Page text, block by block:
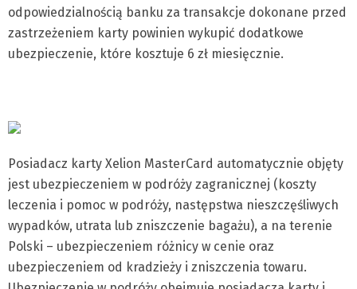
odpowiedzialnością banku za transakcje dokonane przed
zastrzeżeniem karty powinien wykupić dodatkowe
ubezpieczenie, które kosztuje 6 zł miesięcznie.
Posiadacz karty Xelion MasterCard automatycznie objęty
jest ubezpieczeniem w podróży zagranicznej (koszty
leczenia i pomoc w podróży, następstwa nieszczęśliwych
wypadków, utrata lub zniszczenie bagażu), a na terenie
Polski – ubezpieczeniem różnicy w cenie oraz
ubezpieczeniem od kradzieży i zniszczenia towaru.